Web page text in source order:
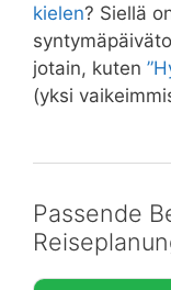
kielen? Siellä
jotain, kuten
(yksi
Passende